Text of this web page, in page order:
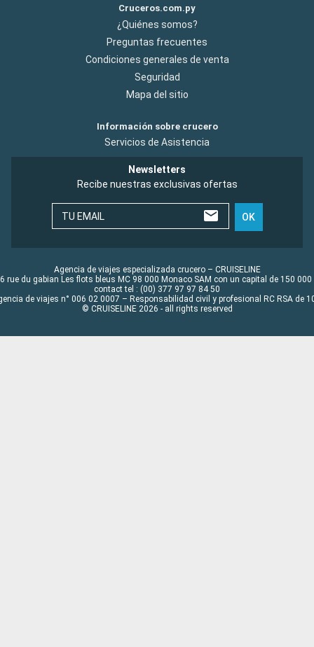
Cruceros.com.py
¿Quiénes somos?
Preguntas frecuentes
Condiciones generales de venta
Seguridad
Mapa del sitio
Información sobre crucero
Servicios de Asistencia
Newsletters
Recibe nuestras exclusivas ofertas
TU EMAIL OK
Agencia de viajes especializada crucero – CRUISELINE
rue du gabian Les flots bleus MC 98 000 Monaco SAM con un capital de 150 000
contact tel : (00) 377 97 97 84 50
de viajes n° 006 02 0007 – Responsabilidad civil y profesional RC RSA de
© CRUISELINE 2026 - all rights reserved